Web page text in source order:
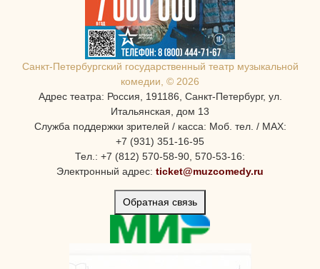
Санкт-Петербургcкий государственный театр музыкальной
комедии, © 2026
Адрес театра: Россия, 191186, Санкт-Петербург, ул.
Итальянская, дом 13
Служба поддержки зрителей / касса: Моб. тел. / MAX:
+7 (931) 351-16-95
Тел.: +7 (812) 570-58-90, 570-53-16:
Электронный адрес: ticket@muzcomedy.ru
Обратная связь